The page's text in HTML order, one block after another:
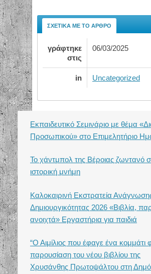
ΣΧΕΤΙΚΆ ΜΕ ΤΟ ΆΡΘΡΟ
γράφτηκε
στις
06/03/2025
in Uncategorized
Εκπαιδευτικό Σεμινάριο με θέμα
Προσωπικού» στο Επιμελητήριο
Το χάντμπολ της Βέροιας ζωντανό
ιστορική μνήμη
Καλοκαιρινή Εκστρατεία
Δημιουργικότητας 2026 «Βιβλία,
ανοιχτά» Εργαστήρια για παιδιά
“Ο Αιμίλιος που έφαγε ένα κομμάτι
παρουσίαση του νέου βιβλίου της
Χρυσάνθης Πρωτοψάλτου στη